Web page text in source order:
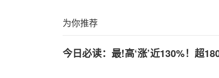
为你推荐
今日必读：最!高‘涨’近130%！超